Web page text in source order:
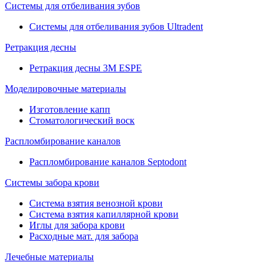
Системы для отбеливания зубов
Системы для отбеливания зубов Ultradent
Ретракция десны
Ретракция десны 3M ESPE
Моделировочные материалы
Изготовление капп
Стоматологический воск
Распломбирование каналов
Распломбирование каналов Septodont
Системы забора крови
Система взятия венозной крови
Система взятия капиллярной крови
Иглы для забора крови
Расходные мат. для забора
Лечебные материалы